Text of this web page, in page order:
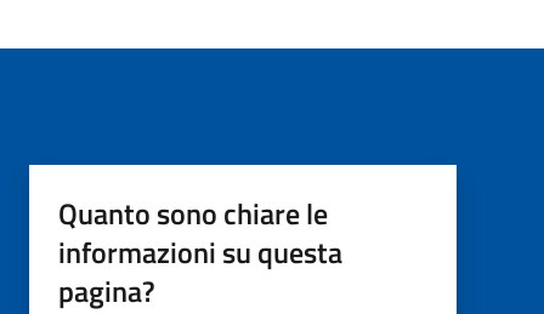
Quanto sono chiare le
informazioni su questa
pagina?